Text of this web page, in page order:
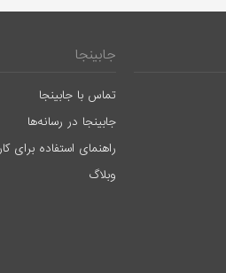
جابینجا
تماس با جابینجا
جابینجا در رسانه‌ها
راهنمای استفاده برای
وبلاگ